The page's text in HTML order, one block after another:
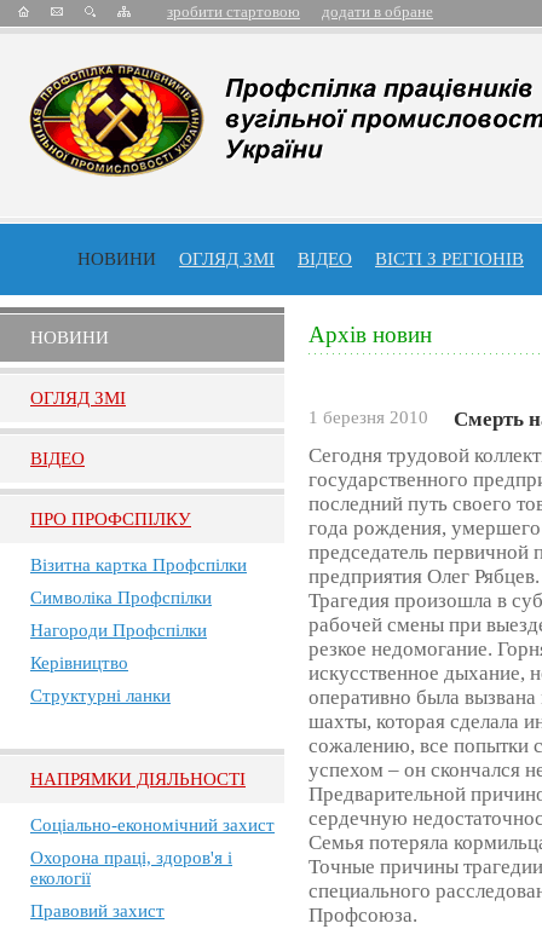
зробити стартовою додати в обране
НОВИНИ ОГЛЯД ЗМІ ВІДЕО ВІСТІ З РЕГІОНІВ
НОВИНИ
ОГЛЯД ЗМI
ВIДЕО
ПРО ПРОФСПIЛКУ
Візитна картка Профспілки
Символіка Профспілки
Нагороди Профспілки
Керівництво
Структурні ланки
НАПРЯМКИ ДІЯЛЬНОСТІ
Соціально-економічний захист
Охорона праці, здоров'я і
екології
Правовий захист
Архів новин
1 березня 2010
Смерть
Сегодня трудовой
государственного
последний путь своего
года рождения,
председатель
предприятия Олег Рябцев.
Трагедия произошла в
рабочей смены при
резкое недомогание.
искусственное дыхание,
оперативно была
шахты, которая сделала
сожалению, все попытки
успехом – он скончался
Предварительной
сердечную
Семья потеряла
Точные причины
специального
Профсоюза.